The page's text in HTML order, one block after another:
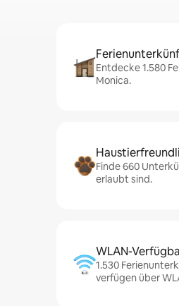
Entdecke 1.580
Monica.
Finde 660
erlaubt sind.
WLAN-
1.530
verfügen über